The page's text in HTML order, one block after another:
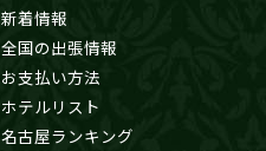
新着情報
全国の出張情報
お支払い方法
ホテルリスト
名古屋ランキング